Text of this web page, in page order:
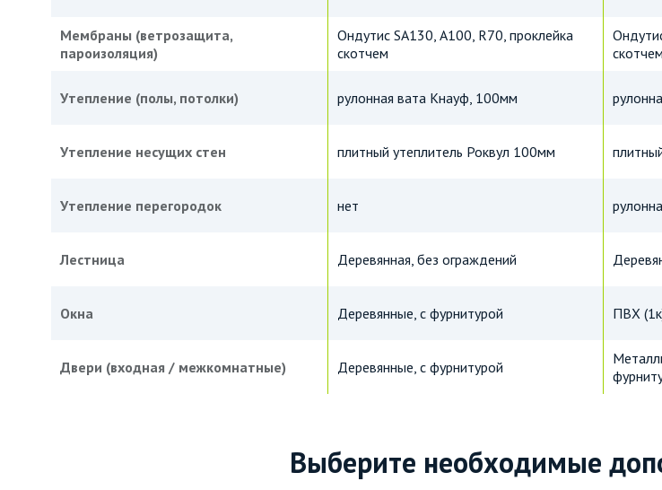
Мембраны (ветрозащита,
пароизоляция)
Утепление (полы, потолки)
Утепление несущих стен
Утепление перегородок
Лестница
Окна
Двери (входная / межкомнатные)
Ондутис SA130, А100, R70, проклейка
скотчем
рулонная вата Кнауф, 100мм
плитный утеплитель Роквул 100мм
нет
Деревянная, без ограждений
Деревянные, с фурнитурой
Деревянные, с фурнитурой
скотчем
ПВХ
Выберите необходимые